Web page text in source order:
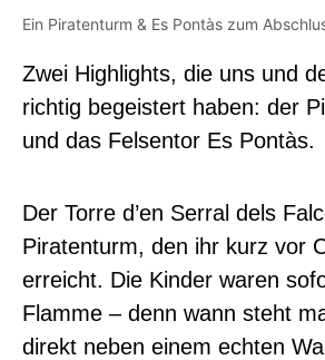
Ein Piratenturm & Es Pontàs zum
Zwei Highlights, die uns und
richtig begeistert haben: der
und das Felsentor Es Pontàs.
Der Torre d’en Serral dels
Piratenturm, den ihr kurz vor
erreicht. Die Kinder waren
Flamme – denn wann steht
direkt neben einem echten